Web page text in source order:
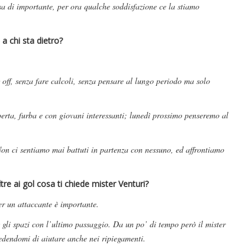
di importante, per ora qualche soddisfazione ce la stiamo
a chi sta dietro?
senza fare calcoli, senza pensare al lungo periodo ma solo
furba e con giovani interessanti; lunedì prossimo penseremo al
ci sentiamo mai battuti in partenza con nessuno, ed affrontiamo
ai gol cosa ti chiede mister Venturi?
un attaccante è importante.
spazi con l’ultimo passaggio. Da un po’ di tempo però il mister
di aiutare anche nei ripiegamenti.